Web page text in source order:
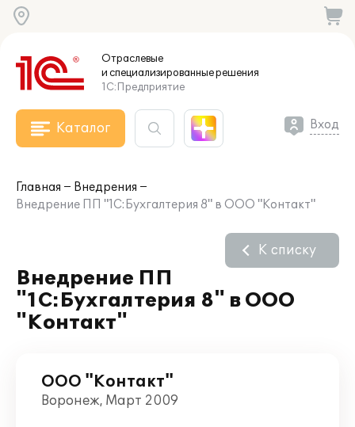
Отраслевые
и специализированныерешения
1С:Предприятие
Каталог Вход
Главная
Внедрения
Внедрение ПП "1С:Бухгалтерия 8" в ООО "Контакт"
Внедрение ПП
"1С:Бухгалтерия 8" в ООО
"Контакт"
К списку
ООО "Контакт"
Воронеж, Март 2009